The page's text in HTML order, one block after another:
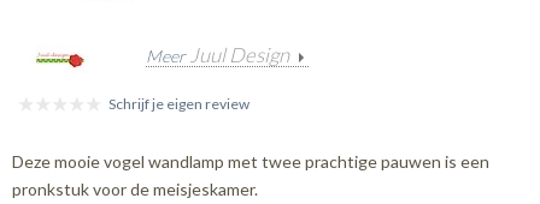
MeerJuul Design
Schrijf je eigen review
Deze mooie vogel wandlamp met twee prachtige pauwen is een
pronkstuk voor de meisjeskamer.